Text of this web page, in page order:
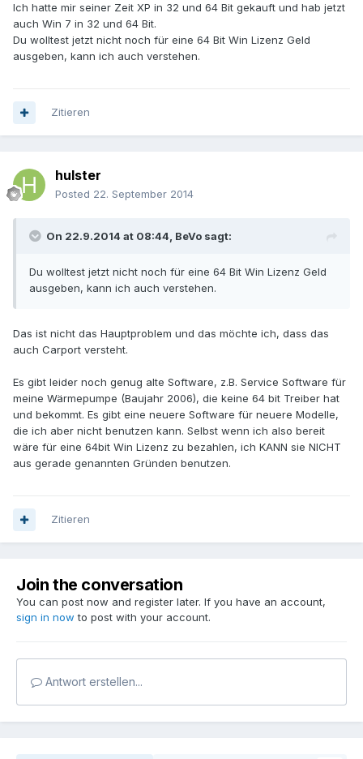
Ich hatte mir seiner Zeit XP in 32 und 64 Bit gekauft und hab jetzt
auch Win 7 in 32 und 64 Bit.
Du wolltest jetzt nicht noch für eine 64 Bit Win Lizenz Geld
ausgeben, kann ich auch verstehen.
Zitieren
hulster
Posted 22. September 2014
On 22.9.2014 at 08:44, BeVo sagt:
Du wolltest jetzt nicht noch für eine 64 Bit Win Lizenz Geld
ausgeben, kann ich auch verstehen.
Das ist nicht das Hauptproblem und das möchte ich, dass das
auch Carport versteht.
Es gibt leider noch genug alte Software, z.B. Service Software für
meine Wärmepumpe (Baujahr 2006), die keine 64 bit Treiber hat
und bekommt. Es gibt eine neuere Software für neuere Modelle,
die ich aber nicht benutzen kann. Selbst wenn ich also bereit
wäre für eine 64bit Win Lizenz zu bezahlen, ich KANN sie NICHT
aus gerade genannten Gründen benutzen.
Zitieren
Join the conversation
You can post now and register later. If you have an account,
sign in now to post with your account.
Antwort erstellen...